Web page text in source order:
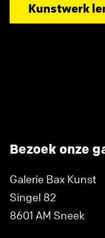
Kunstwerk
Bezoek onze
Galerie Bax Kunst
Singel 82
8601 AM Sneek